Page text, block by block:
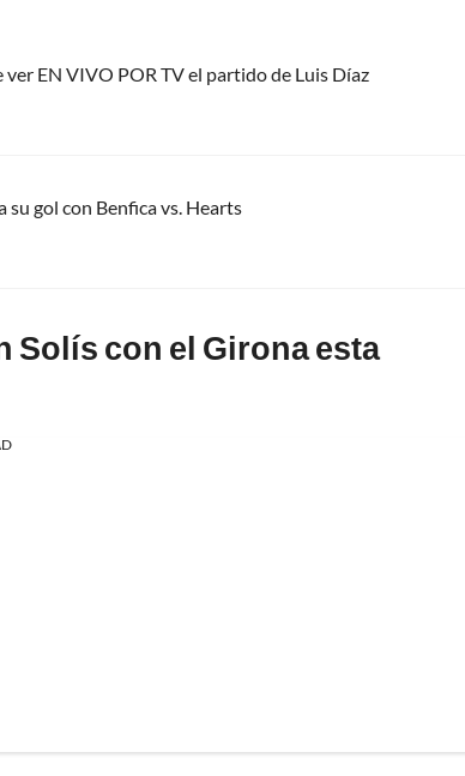
EN VIVO POR TV el partido de Luis Díaz
su gol con Benfica vs. Hearts
Solís con el Girona esta